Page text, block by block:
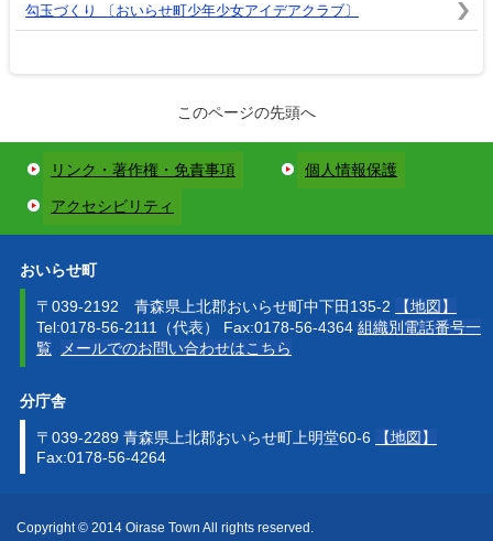
勾玉づくり 〔おいらせ町少年少女アイデアクラブ〕
このページの先頭へ
リンク・著作権・免責事項 個人情報保護
アクセシビリティ
おいらせ町
〒039-2192 青森県上北郡おいらせ町中下田135-2
【地図】
Tel:0178-56-2111（代表） Fax:0178-56-4364 組織別電話番号一
覧
メールでのお問い合わせはこちら
分庁舎
〒039-2289 青森県上北郡おいらせ町上明堂60-6
【地図】
Fax:0178-56-4264
Copyright © 2014 Oirase Town All rights reserved.